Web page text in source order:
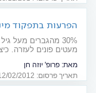
הפרעות בתפקוד
מעטים פונים לעזרה.
מאת: פרופ' יוזה חן
תאריך פרסום: 12/02/2012